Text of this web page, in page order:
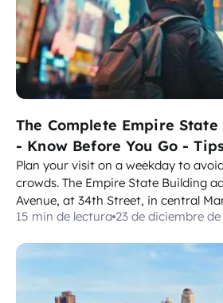
The Complete Empire
- Know Before You Go -
Plan your visit on a weekday to
crowds. The Empire State Building
Avenue, at 34th Street, in central
much to plan, but starting with the
planning around exhibits, tickets...
15 min de lectura 23 de diciembre de